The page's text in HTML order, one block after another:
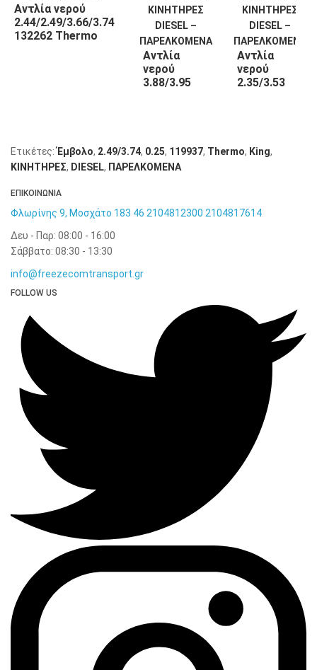
Αντλία νερού
2.44/2.49/3.66/3.74
132262 Thermo
Αντλία
νερού
3.88/3.95
Αντλία
νερού
2.35/3.53
Ετικέτες:Έμβολο, 2.49/3.74, 0.25, 119937, Thermo, King,
KΙΝΗΤΗΡΕΣ, DIESEL, ΠΑΡΕΛΚΟΜΕΝΑ
ΕΠΙΚΟΙΝΩΝΙΑ
Φλωρίνης 9, Μοσχάτο 183 46 2104812300 2104817614
Δευ - Παρ: 08:00 - 16:00
Σάββατο: 08:30 - 13:30
info@freezecomtransport.gr
FOLLOW US